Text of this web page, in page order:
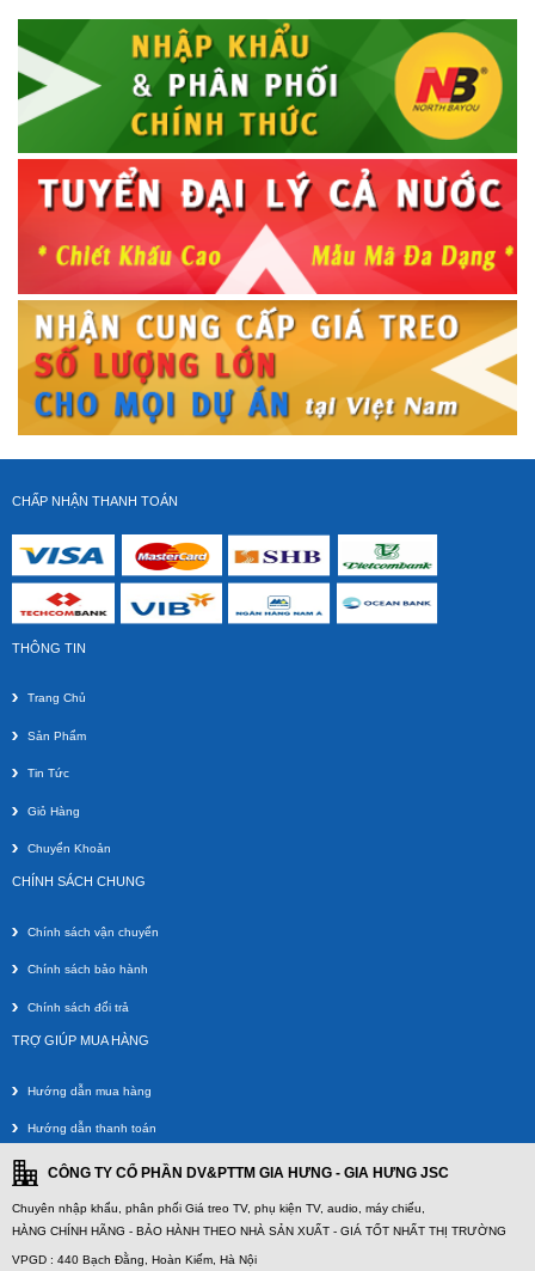
CHẤP NHẬN THANH TOÁN
THÔNG TIN
Trang Chủ
Sản Phẩm
Tin Tức
Giỏ Hàng
Chuyển Khoản
CHÍNH SÁCH CHUNG
Chính sách vận chuyển
Chính sách bảo hành
Chính sách đổi trả
TRỢ GIÚP MUA HÀNG
Hướng dẫn mua hàng
Hướng dẫn thanh toán
CÔNG TY CỔ PHẦN DV&PTTM GIA HƯNG - GIA HƯNG JSC
Chuyên nhập khẩu, phân phối Giá treo TV, phụ kiện TV, audio, máy chiếu,
HÀNG CHÍNH HÃNG - BẢO HÀNH THEO NHÀ SẢN XUẤT - GIÁ TỐT NHẤT THỊ TRƯỜNG
VPGD : 440 Bạch Đằng, Hoàn Kiếm, Hà Nội